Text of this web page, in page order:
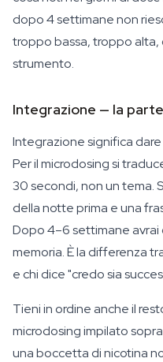
dopo 4 settimane non
troppo bassa, troppo
strumento.
Integrazione — la
Integrazione significa
Per il microdosing si
30 secondi, non un tema.
della notte prima e una
Dopo 4–6 settimane avrai
memoria. È la differenza
e chi dice "credo sia
Tieni in ordine anche il
microdosing impilato
una boccetta di nicotina